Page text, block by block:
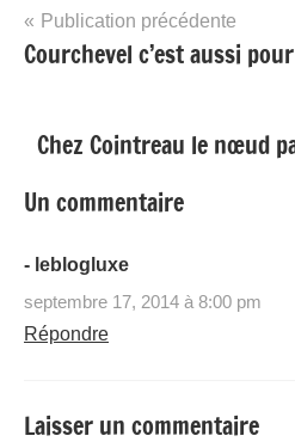
Navigation
de
Publication précédente
Courchevel c’est aussi
Chez Cointreau le nœud
Un commentaire
- leblogluxe
septembre 17, 2014 à 8:00 pm
Répondre
Laisser un commentaire